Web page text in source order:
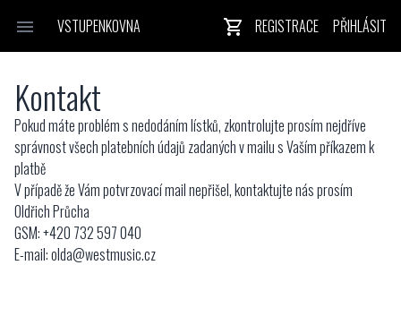
VSTUPENKOVNA REGISTRACE PŘIHLÁSIT
Kontakt
Pokud máte problém s nedodáním lístků, zkontrolujte prosím nejdříve
správnost všech platebních údajů zadaných v mailu s Vaším příkazem k
platbě
V případě že Vám potvrzovací mail nepřišel, kontaktujte nás prosím
Oldřich Průcha
GSM: +420 732 597 040
E-mail:olda@westmusic.cz